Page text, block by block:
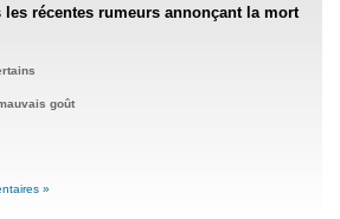
récentes rumeurs annonçant la mort
goût
»